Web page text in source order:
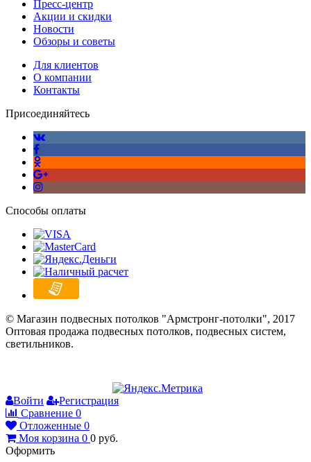
Пресс-центр
Акции и скидки
Новости
Обзоры и советы
Для клиентов
О компании
Контакты
Присоединяйтесь
Способы оплаты
© Магазин подвесных потолков "Армстронг-потолки", 2017
Оптовая продажа подвесных потолков, подвесных систем,
светильников.
Войти
Регистрация
Сравнение 0
Отложенные 0
Моя корзина 0 0 руб.
Оформить